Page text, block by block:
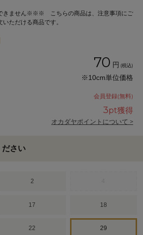
ません※※※ こちらの商品は、注意事項にご
ただける商品です。
70 円 (税込)
※10cm単位価格
会員登録(無料)
3pt獲得
オカダヤポイントについて >
ださい
2
17 18
22 29